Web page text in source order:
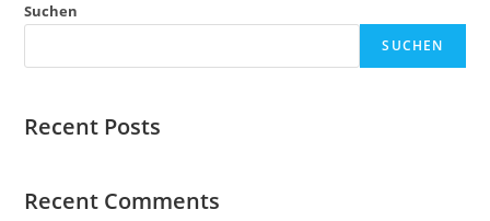
Suchen
SUCHEN
Recent Posts
Recent Comments